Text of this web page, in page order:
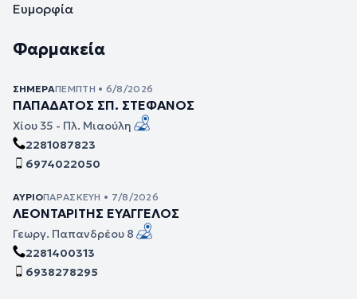
Ευμορφία
Φαρμακεία
ΣΉΜΕΡΑΠΈΜΠΤΗ • 6/8/2026
ΠΑΠΑΔΑΤΟΣ ΣΠ. ΣΤΕΦΑΝΟΣ
Χίου 35 - Πλ. Μιαούλη
2281087823
6974022050
ΑΎΡΙΟΠΑΡΑΣΚΕΥΉ • 7/8/2026
ΛΕΟΝΤΑΡΙΤΗΣ ΕΥΑΓΓΕΛΟΣ
Γεωργ. Παπανδρέου 8
2281400313
6938278295